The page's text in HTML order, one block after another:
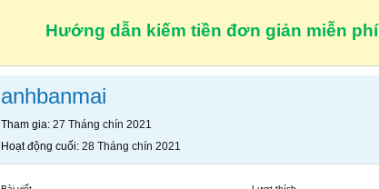
Hướng dẫn kiếm tiền đơn giản miễn phí
anhbanmai
Tham gia 27 Tháng chín 2021
Hoạt động cuối 28 Tháng chín 2021